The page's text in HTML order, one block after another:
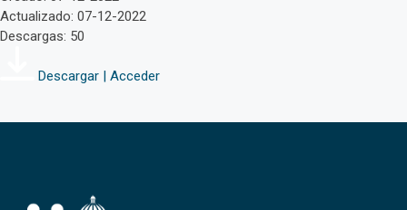
Actualizado: 07-12-2022
Descargas: 50
Descargar | Acceder